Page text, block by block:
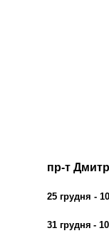
пр-т
25 грудня -
31 грудня -